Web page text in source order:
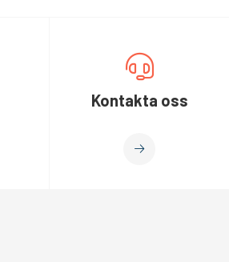
Kontakta oss